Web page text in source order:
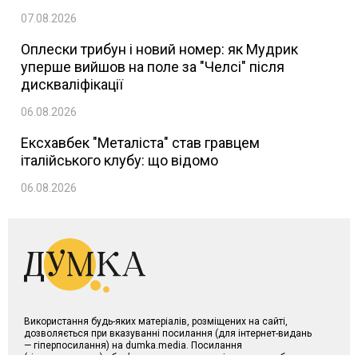
07.08.2026
Оплески трибун і новий номер: як Мудрик
уперше вийшов на поле за "Челсі" після
дискваліфікації
06.08.2026
Ексхавбек "Металіста" став гравцем
італійського клубу: що відомо
06.08.2026
Використання будь-яких матеріалів, розміщених на сайті,
дозволяється при вказуванні посилання (для інтернет-видань
— гіперпосилання) на dumka.media. Посилання